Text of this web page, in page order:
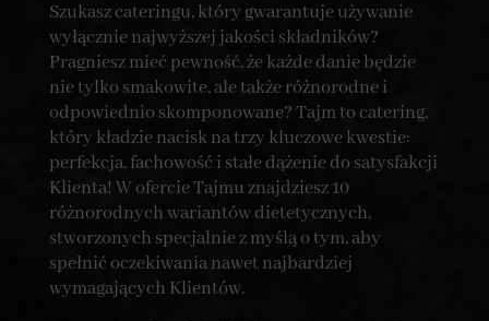
Szukasz cateringu, który gwarantuje używanie
wyłącznie najwyższej jakości składników?
Pragniesz mieć pewność, że każde danie będzie
nie tylko smakowite, ale także różnorodne i
odpowiednio skomponowane? Tajm to catering,
który kładzie nacisk na trzy kluczowe kwestie:
perfekcja, fachowość i stałe dążenie do satysfakcji
Klienta! W ofercie Tajmu znajdziesz 10
różnorodnych wariantów dietetycznych,
stworzonych specjalnie z myślą o tym, aby
spełnić oczekiwania nawet najbardziej
wymagających Klientów.